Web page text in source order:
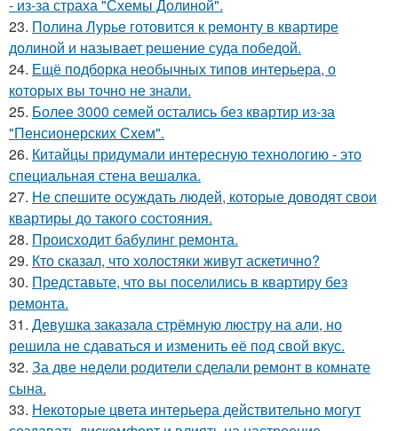
- из-за страха "Схемы Долиной".
23. Полина Лурье готовится к ремонту в квартире
долиной и называет решение суда победой.
24. Ещё подборка необычных типов интерьера, о
которых вы точно не знали.
25. Более 3000 семей остались без квартир из-за
"Пенсионерских Схем".
26. Китайцы придумали интересную технологию - это
специальная стена вешалка.
27. Не спешите осуждать людей, которые доводят свои
квартиры до такого состояния.
28. Происходит бабулинг ремонта.
29. Кто сказал, что холостяки живут аскетично?
30. Представьте, что вы поселились в квартиру без
ремонта.
31. Девушка заказала стрёмную люстру на али, но
решила не сдаваться и изменить её под свой вкус.
32. За две недели родители сделали ремонт в комнате
сына.
33. Некоторые цвета интерьера действительно могут